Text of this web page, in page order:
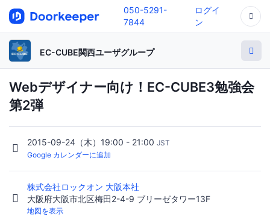
050-5291-
7844
ログイ
ン
EC-CUBE関西ユーザグループ
Webデザイナー向け！EC-CUBE3勉強会
第2弾
2015-09-24（木）19:00 - 21:00 JST
Google カレンダーに追加
株式会社ロックオン 大阪本社
大阪府大阪市北区梅田2-4-9 ブリーゼタワー13F
地図を表示